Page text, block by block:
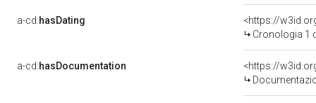
a-cd:hasDating
<https://
Cronologia 1
a-cd:hasDocumentation